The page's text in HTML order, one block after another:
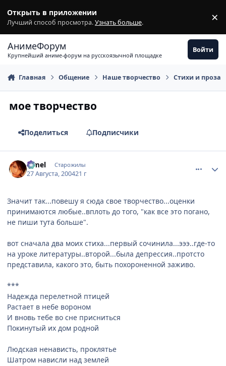
Открыть в приложении
Лучший способ просмотра.Узнать больше. ×
АнимеФорум
Крупнейший аниме-форум на русскоязычной площадке
Войти
Главная Общение Наше творчество Стихи и проза
мое творчество
Поделиться Подписчики
Limel Старожилы
27 Августа, 200421 г
Значит так...повешу я сюда свое творчество...оценки
принимаются любые..вплоть до того, "как все это погано,
не пиши тута больше".
вот сначала два моих стиха...первый сочинила...эээ..где-то
на уроке литературы..второй...была депрессия..протсто
представила, какого это, быть похороненной заживо.
***
Надежда перелетной птицей
Растает в небе вороном
И вновь тебе во сне присниться
Покинутый их дом родной
Людская ненависть, проклятье
Шатром нависли над землей